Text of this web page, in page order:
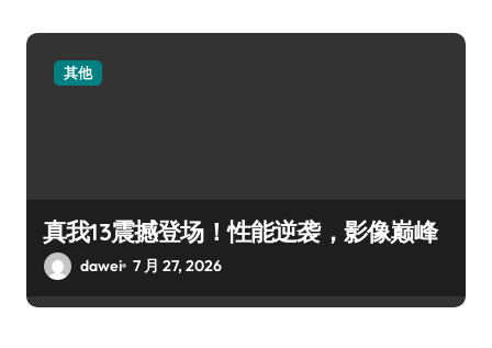
其他
真我13震撼登场！性能逆袭，影像巅峰
dawei 7 月 27, 2026